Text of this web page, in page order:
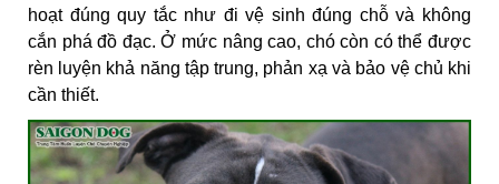
hoạt đúng quy tắc như đi vệ sinh đúng chỗ và không
cắn phá đồ đạc. Ở mức nâng cao, chó còn có thể được
rèn luyện khả năng tập trung, phản xạ và bảo vệ chủ khi
cần thiết.